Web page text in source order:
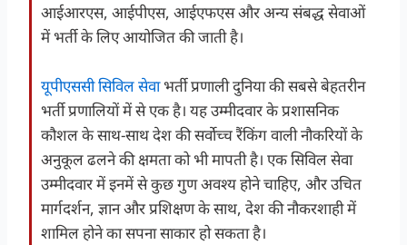
आईआरएस, आईपीएस, आईएफएस और अन्य संबद्ध सेवाओं
में भर्ती के लिए आयोजित की जाती है।
यूपीएससी सिविल सेवाभर्ती प्रणाली दुनिया की सबसे बेहतरीन
भर्ती प्रणालियों में से एक है। यह उम्मीदवार के प्रशासनिक
कौशल के साथ-साथ देश की सर्वोच्च रैंकिंग वाली नौकरियों के
अनुकूल ढलने की क्षमता को भी मापती है। एक सिविल सेवा
उम्मीदवार में इनमें से कुछ गुण अवश्य होने चाहिए, और उचित
मार्गदर्शन, ज्ञान और प्रशिक्षण के साथ, देश की नौकरशाही में
शामिल होने का सपना साकार हो सकता है।